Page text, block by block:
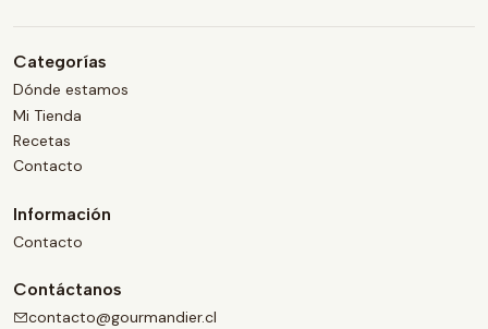
Categorías
Dónde estamos
Mi Tienda
Recetas
Contacto
Información
Contacto
Contáctanos
contacto@gourmandier.cl